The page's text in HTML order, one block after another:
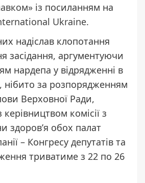
із посиланням на
Ukraine.
надіслав клопотання
засідання, аргументуючи
нардепа у відрядженні в
нібито за розпорядженням
Верховної Ради,
керівництвом комісії з
здоров’я обох палат
– Конгресу депутатів та
триватиме з 22 по 26